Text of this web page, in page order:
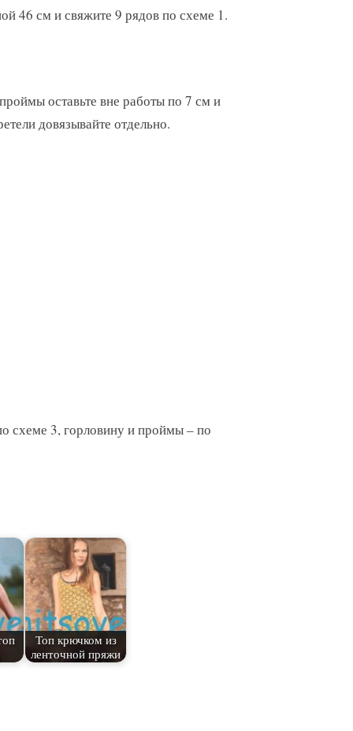
46 см и свяжите 9 рядов по схеме 1.
оставьте вне работы по 7 см и
довязывайте отдельно.
схеме 3, горловину и проймы – по
Топ крючком из
ленточной пряжи